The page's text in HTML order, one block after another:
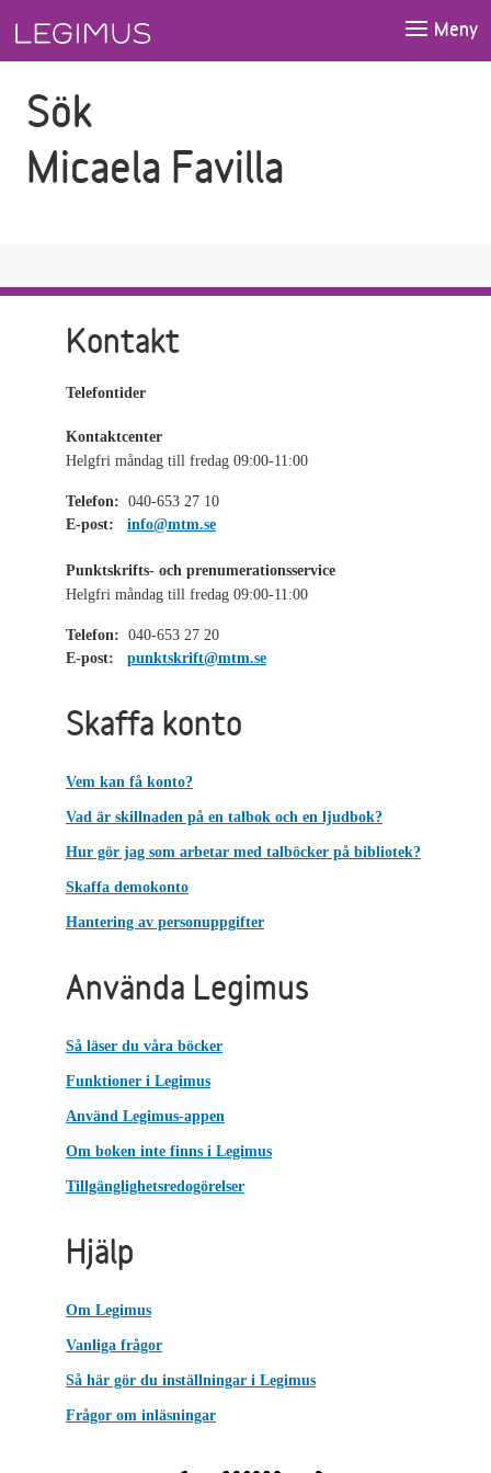
Meny
Sök
Micaela Favilla
Kontakt
Telefontider
Kontaktcenter
Helgfri måndag till fredag 09:00-11:00
Telefon: 040-653 27 10
E-post:
info@mtm.se
Punktskrifts- och prenumerationsservice
Helgfri måndag till fredag 09:00-11:00
Telefon: 040-653 27 20
E-post:
punktskrift@mtm.se
Skaffa konto
Vem kan få konto?
Vad är skillnaden på en talbok och en ljudbok?
Hur gör jag som arbetar med talböcker på bibliotek?
Skaffa demokonto
Hantering av personuppgifter
Använda Legimus
Så läser du våra böcker
Funktioner i Legimus
Använd Legimus-appen
Om boken inte finns i Legimus
Tillgänglighetsredogörelser
Hjälp
Om Legimus
Vanliga frågor
Så här gör du inställningar i Legimus
Frågor om inläsningar